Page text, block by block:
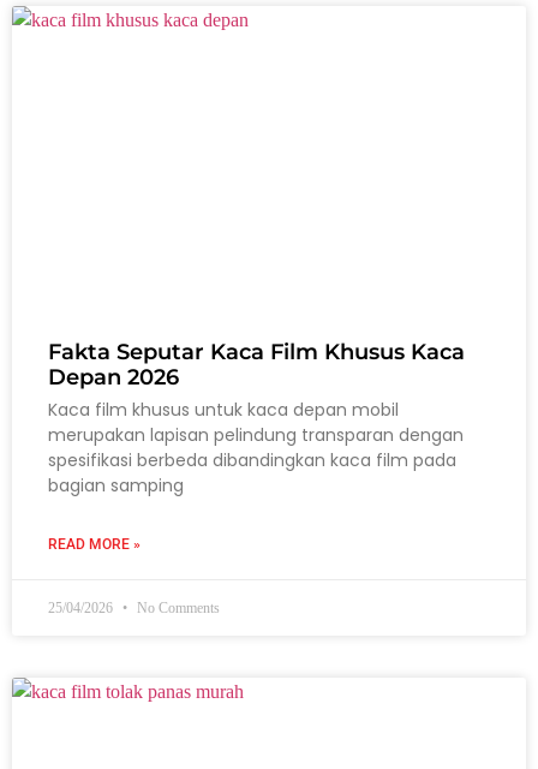
Fakta Seputar Kaca Film Khusus Kaca
Depan 2026
Kaca film khusus untuk kaca depan mobil
merupakan lapisan pelindung transparan dengan
spesifikasi berbeda dibandingkan kaca film pada
bagian samping
READ MORE »
25/04/2026 No Comments